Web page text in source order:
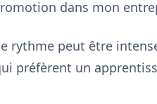
dans mon
rythme peut être
préfèrent un